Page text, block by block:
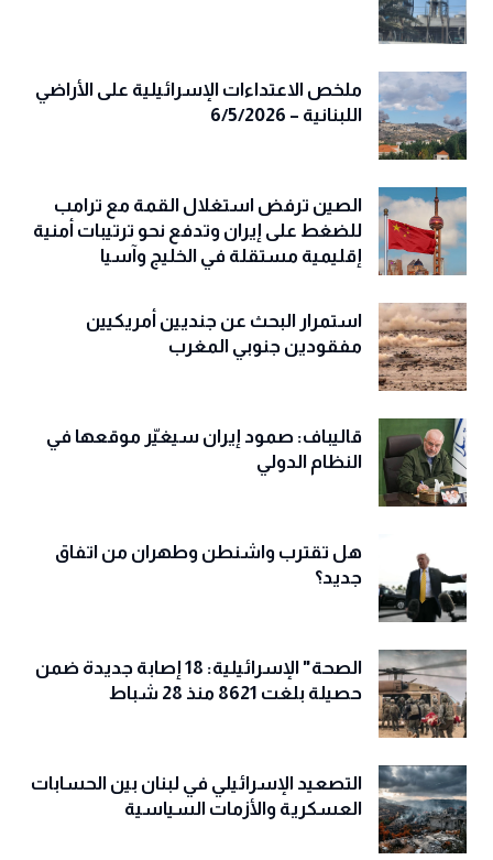
ملخص الاعتداءات الإسرائيلية على الأراضي
اللبنانية – 6/5/2026
الصين ترفض استغلال القمة مع ترامب
للضغط على إيران وتدفع نحو ترتيبات أمنية
إقليمية مستقلة في الخليج وآسيا
استمرار البحث عن جنديين أمريكيين
مفقودين جنوبي المغرب
قاليباف: صمود إيران سيغيّر موقعها في
النظام الدولي
هل تقترب واشنطن وطهران من اتفاق
جديد؟
الصحة" الإسرائيلية: 18 إصابة جديدة ضمن
حصيلة بلغت 8621 منذ 28 شباط
التصعيد الإسرائيلي في لبنان بين الحسابات
العسكرية والأزمات السياسية